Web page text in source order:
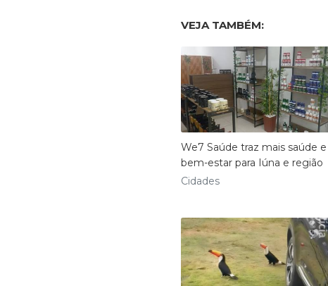
VEJA TAMBÉM:
We7 Saúde traz mais saúde e
bem-estar para Iúna e região
Cidades